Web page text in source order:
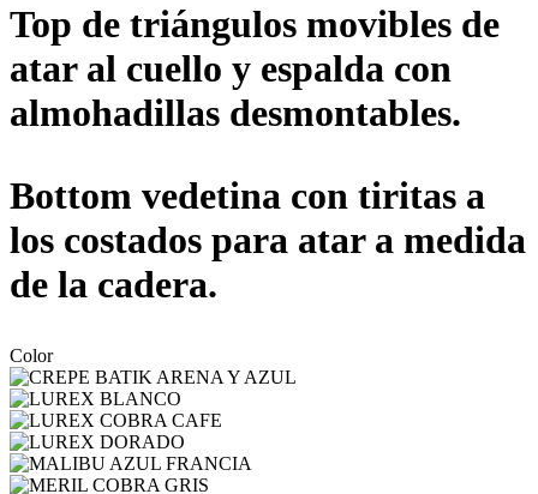
Top de triángulos movibles de
atar al cuello y espalda con
almohadillas desmontables.
Bottom vedetina con tiritas a
los costados para atar a medida
de la cadera.
Color